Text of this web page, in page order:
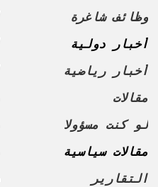
وظائف شاغرة
أخبار دولية
أخبار رياضية
مقالات
لو كنت مسؤولا
مقالات سياسية
التقارير